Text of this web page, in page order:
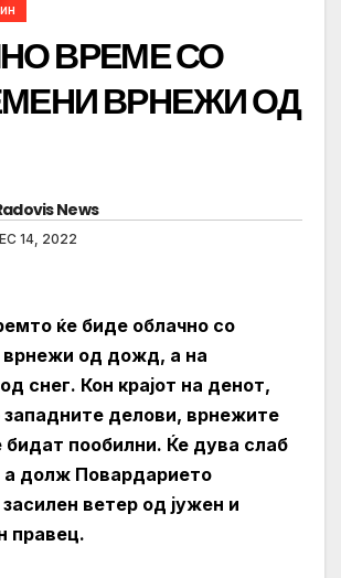
ВРЕМЕ СО
ВРНЕЖИ ОД
News
14, 2022
ќе биде облачно со
врнежи од дожд, а на
снег. Кон крајот на денот,
западните делови, врнежите
бидат пообилни. Ќе дува слаб
долж Повардарието
ветер од јужен и
правец.